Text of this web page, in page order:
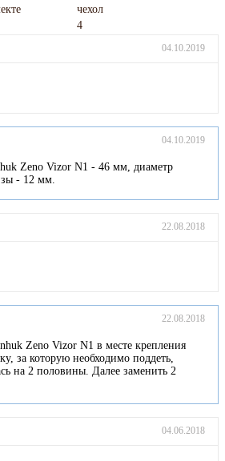
чехол
4
04.10.2019
04.10.2019
Zeno Vizor N1 - 46 мм, диаметр
- 12 мм.
22.08.2018
22.08.2018
Zeno Vizor N1 в месте крепления
за которую необходимо поддеть,
на 2 половины. Далее заменить 2
04.06.2018